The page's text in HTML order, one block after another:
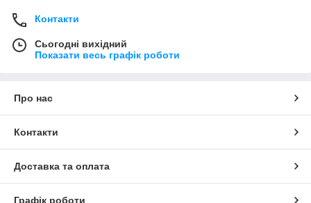
Контакти
Сьогодні вихідний
Показати весь графік роботи
Про нас
Контакти
Доставка та оплата
Графік роботи